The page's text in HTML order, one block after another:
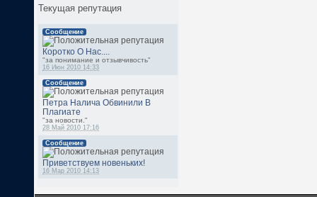
Текущая репутация
Сообщение
Коротко О Нас....
"за понимание и отзывчивость"
16 Июн 2010 14:33
Сообщение
Петра Налича Обвинили В
Плагиате
"за новости."
28 Май 2010 17:16
Сообщение
Приветствуем новеньких!
16 Мар 2010 14:13